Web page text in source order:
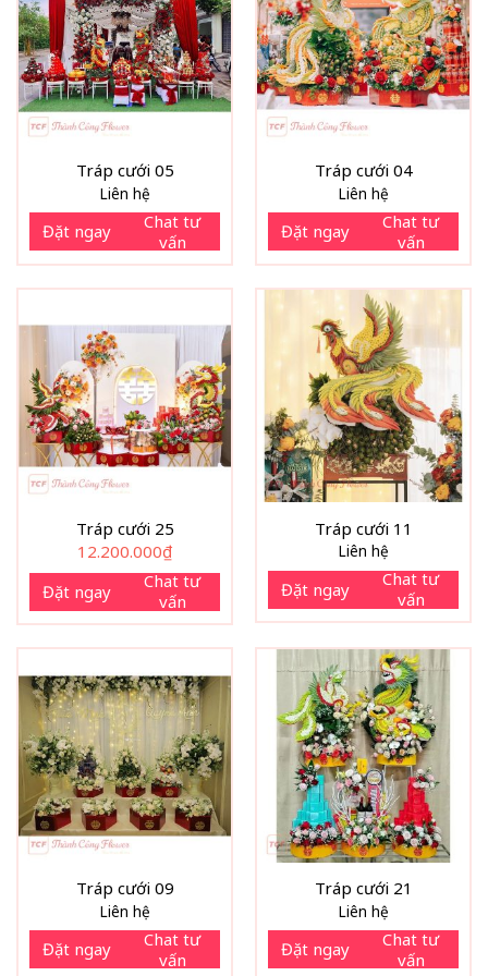
Tráp cưới 05
Liên hệ
Đặt ngay
Chat tư
vấn
Tráp cưới 04
Liên hệ
Đặt ngay
Chat tư
vấn
Tráp cưới 25
12.200.000₫
Đặt ngay
Chat tư
vấn
Tráp cưới 11
Liên hệ
Đặt ngay
Chat tư
vấn
Tráp cưới 09
Liên hệ
Đặt ngay
Chat tư
vấn
Tráp cưới 21
Liên hệ
Đặt ngay
Chat tư
vấn